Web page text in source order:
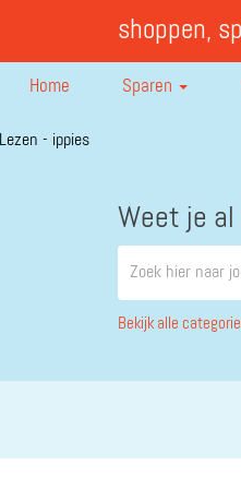
shoppen,
Home Sparen
Lezen - ippies
Weet je
Bekijk alle